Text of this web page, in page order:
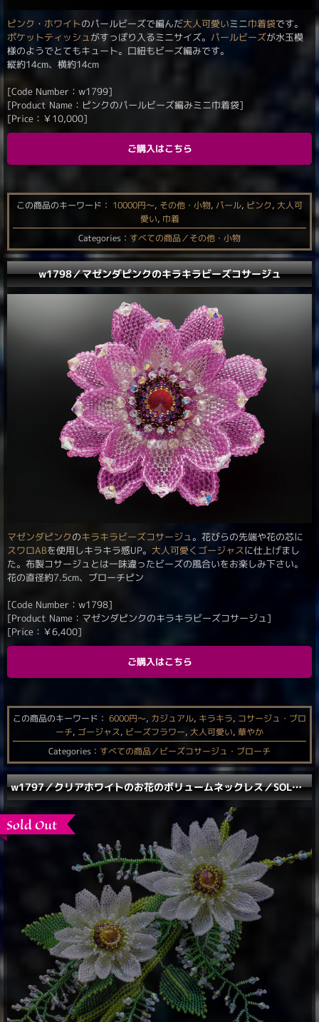
ピンク ・ ホワイトのパールビーズで編んだ大人可愛いミニ巾着袋です。
ポケットティッシュ がすっぽり入るミニサイズ。 パールビーズが水玉模
様のようでとてもキュート。口紐もビーズ編みです。
縦約14cm、横約14cm
[Code Number：w1799]
[Product Name：ピンクのパールビーズ編みミニ巾着袋]
[Price： ￥10,000]
ご購入はこちら
この商品のキーワード： 10000円〜, その他・小物, パール, ピンク, 大人可
愛い, 巾着
Categories： すべての商品／その他・小物
w1798／マゼンダピンクのキラキラビーズコサージュ
マゼンダピンクのキラキラビーズコサージュ 。花びらの先端や花の芯に
スワロABを使用しキラキラ感UP。 大人可愛く ゴージャスに仕上げまし
た。布製コサージュとは一味違ったビーズの風合いをお楽しみ下さい。
花の直径約7.5cm、ブローチピン
[Code Number：w1798]
[Product Name：マゼンダピンクのキラキラビーズコサージュ]
[Price： ￥6,400]
ご購入はこちら
この商品のキーワード： 6000円〜, カジュアル, キラキラ, コサージュ・ブロ
ーチ, ゴージャス, ビーズフラワー, 大人可愛い, 華やか
Categories： すべての商品／ビーズコサージュ・ブローチ
w1797／クリアホワイトのお花のボリュームネックレス／SOLD OUT